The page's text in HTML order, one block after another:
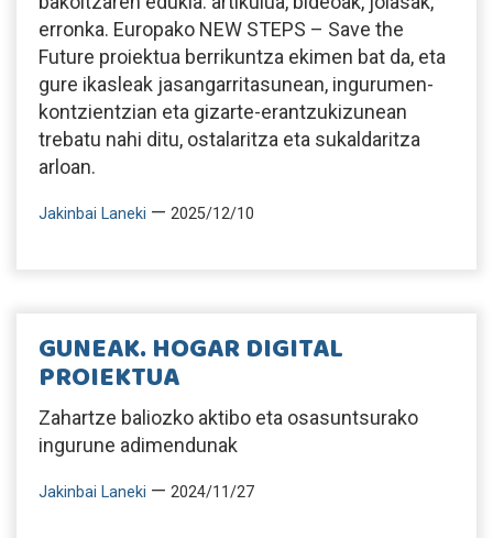
erronka. Europako NEW STEPS – Save the
Future proiektua berrikuntza ekimen bat da, eta
gure ikasleak jasangarritasunean, ingurumen-
kontzientzian eta gizarte-erantzukizunean
trebatu nahi ditu, ostalaritza eta sukaldaritza
arloan.
Jakinbai Laneki — 2025/12/10
GUNEAK. HOGAR DIGITAL
PROIEKTUA
Zahartze baliozko aktibo eta osasuntsurako
ingurune adimendunak
Jakinbai Laneki — 2024/11/27